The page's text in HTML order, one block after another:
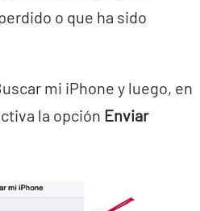
o que ha sido
mi iPhone y luego, en
la opción Enviar